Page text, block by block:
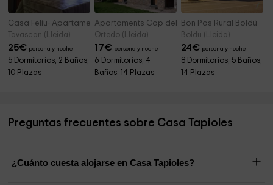
Casa Feliu- Apartamentos
Tavascan (Lleida)
25€ persona y noche
5 Dormitorios, 2 Baños,
10 Plazas
Apartaments Cap del Poble
Ortedo (Lleida)
17€ persona y noche
6 Dormitorios, 4
Baños, 14 Plazas
Bon Pas Rural Boldú
Boldu (Lleida)
24€ persona y noche
8 Dormitorios, 5 Baños,
14 Plazas
Preguntas frecuentes sobre Casa Tapioles
¿Cuánto cuesta alojarse en Casa Tapioles?